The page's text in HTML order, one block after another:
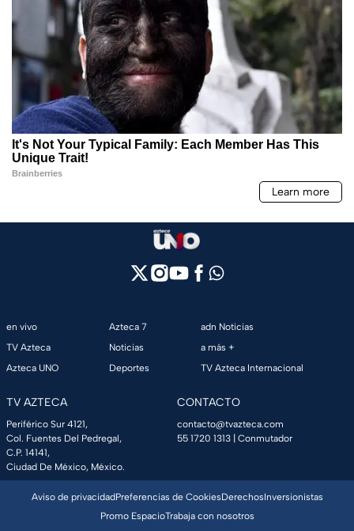
en vivo
TV Azteca
Azteca UNO
Azteca 7
Noticias
Deportes
adn Noticias
a más +
TV Azteca Internacional
TV AZTECA
Periférico Sur 4121,
Col. Fuentes Del Pedregal,
C.P. 14141,
Ciudad De México, México.
CONTACTO
contacto@tvazteca.com
55 1720 1313 | Conmutador
Aviso de privacidadPreferencias de CookiesDerechosInversionistas
Promo EspacioTrabaja con nosotros